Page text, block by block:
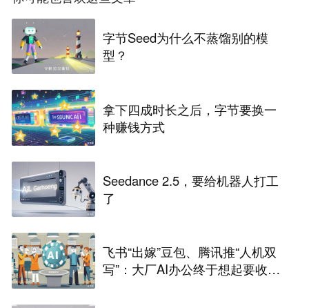
字节Seed为什么不蒸馏别的模
型？
拿下四成时长之后，字节要换一
种赚钱方式
Seedance 2.5，要给机器人打工
了
飞书“出嫁”豆包、腾讯推“人机双
写”：大厂AI办公终于想起要收费